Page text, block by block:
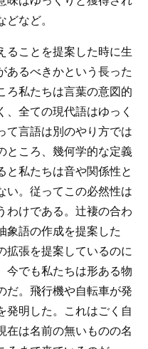
など。
ることを提案した時に生
あるべきかという長った
ろ私たちは言葉の意図的
全ての現代語はゆっく
て言語は別のやり方では
ところ、幾何学的な定義
と私たちは音や関係性と
い。従ってこの必然性は
わけである。辻褄の合わ
象語の作成を提案した
拡張を提案しているのに
今でも私たちは形ある物
だ。飛行機や自転車が発
発明した。これはごく自
在は名前の無いものの名